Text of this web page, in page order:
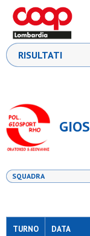
RISULTATI
SQUADRA
TURNO DATA